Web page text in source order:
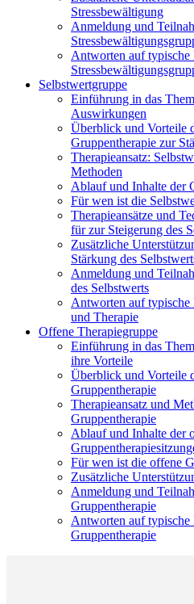
Stressbewältigung
Anmeldung und
Antworten auf typische
Selbstwertgruppe
Einführung in das
Auswirkungen
Überblick und Vorteile
Gruppentherapie zur
Therapieansatz:
Methoden
Ablauf und Inhalte der
Für wen ist die
Therapieansätze und
für zur Steigerung des
Zusätzliche
Stärkung des
Anmeldung und
des Selbstwerts
Antworten auf typische
und Therapie
Offene Therapiegruppe
Einführung in das
ihre Vorteile
Überblick und Vorteile
Gruppentherapie
Therapieansatz und
Gruppentherapie
Ablauf und Inhalte der
Für wen ist die offene
Zusätzliche
Anmeldung und
Gruppentherapie
Antworten auf typische
Gruppentherapie